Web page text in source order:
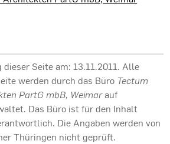
Seite am: 13.11.2011. Alle
werden durch das Büro Tectum
PartG mbB, Weimarauf
Das Büro ist für den Inhalt
Die Angaben werden von
Thüringen nicht geprüft.